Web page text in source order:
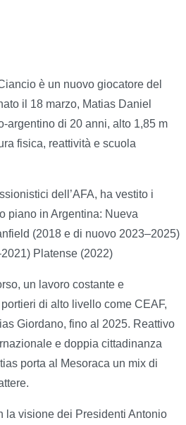
è un nuovo giocatore del
il 18 marzo, Matias Daniel
argentino di 20 anni, alto 1,85 m
fisica, reattività e scuola
dell’AFA, ha vestito i
piano in Argentina: Nueva
(2018 e di nuovo 2023–2025)
Platense (2022)
un lavoro costante e
di alto livello come CEAF,
Giordano, fino al 2025. Reattivo
e doppia cittadinanza
porta al Mesoraca un mix di
la visione dei Presidenti Antonio